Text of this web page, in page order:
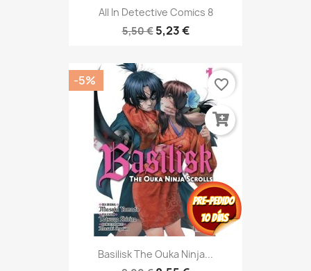
All In Detective Comics 8
5,50 € 5,23 €
Basilisk The Ouka Ninja...
-5% favorite_border